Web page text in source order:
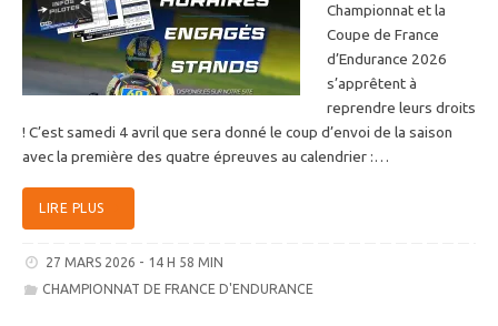
Championnat et la
Coupe de France
d’Endurance 2026
s’apprêtent à
reprendre leurs droits
! C’est samedi 4 avril que sera donné le coup d’envoi de la saison
avec la première des quatre épreuves au calendrier :…
LIRE PLUS
27 MARS 2026 - 14 H 58 MIN
CHAMPIONNAT DE FRANCE D'ENDURANCE